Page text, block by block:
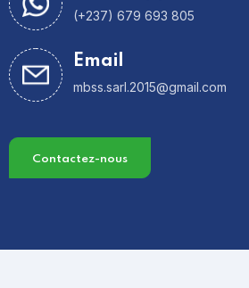
(+237) 679 693 805
Email
mbss.sarl.2015@gmail.com
Contactez-nous